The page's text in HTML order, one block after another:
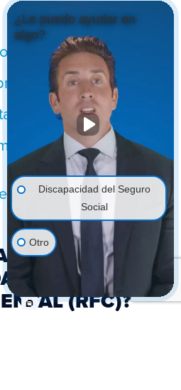
diagnósticas
si corresponde
que tenga
salud mental
EVALUACIÓN
FUNCIONAL
(RFC)?
¿Le puedo ayudar en
algo?
Discapacidad del Seguro
Social
Otro